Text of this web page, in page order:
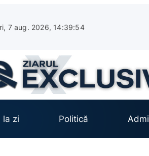
7 aug. 2026, 14:39:55
la zi Politică